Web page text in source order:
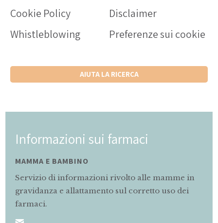
Cookie Policy
Disclaimer
Whistleblowing
Preferenze sui cookie
AIUTA LA RICERCA
Informazioni sui farmaci
MAMMA E BAMBINO
Servizio di informazioni rivolto alle mamme in
gravidanza e allattamento sul corretto uso dei
farmaci.